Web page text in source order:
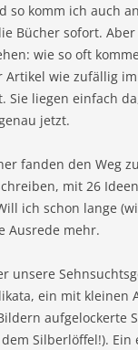
so komm ich auch
Bücher sofort.
wie so oft
Artikel wie zufällig
Sie liegen einfach
jetzt.
fanden den Weg
mit 26
ich schon lange
Ausrede mehr.
unsere
ein mit kleinen
aufgelockerte
Silberlöffel!). Ein